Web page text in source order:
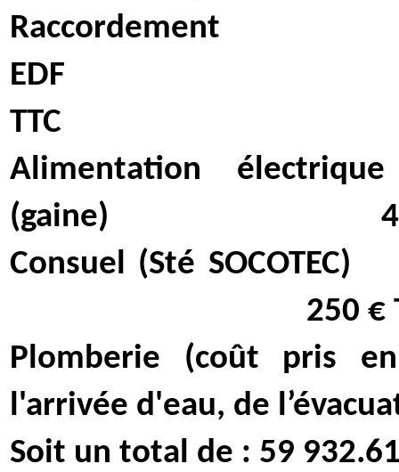
Raccordement
EDF
TTC
Alimentation
(gaine)
Consuel (Sté SOCOTEC)
250 €
Plomberie (coût pris
l'arrivée d'eau, de
Soit un total de : 59